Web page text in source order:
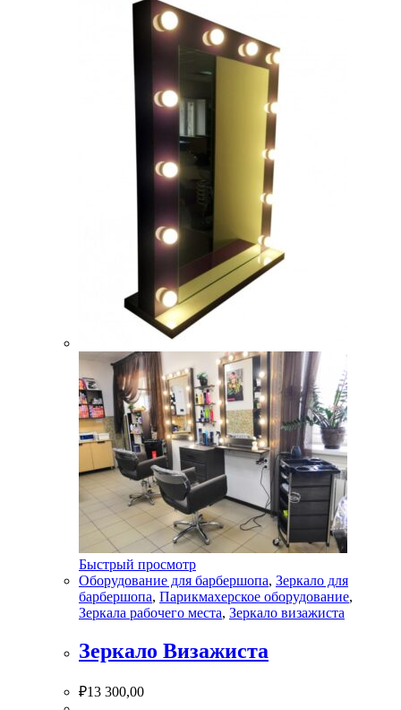
Быстрый просмотр
Оборудование для барбершопа, Зеркало для
барбершопа, Парикмахерское оборудование,
Зеркала рабочего места, Зеркало визажиста
Зеркало Визажиста
₽13 300,00